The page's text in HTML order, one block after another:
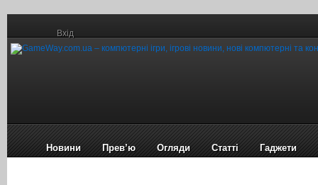
Вхід
Новини Прев’ю Огляди Статті Гаджети